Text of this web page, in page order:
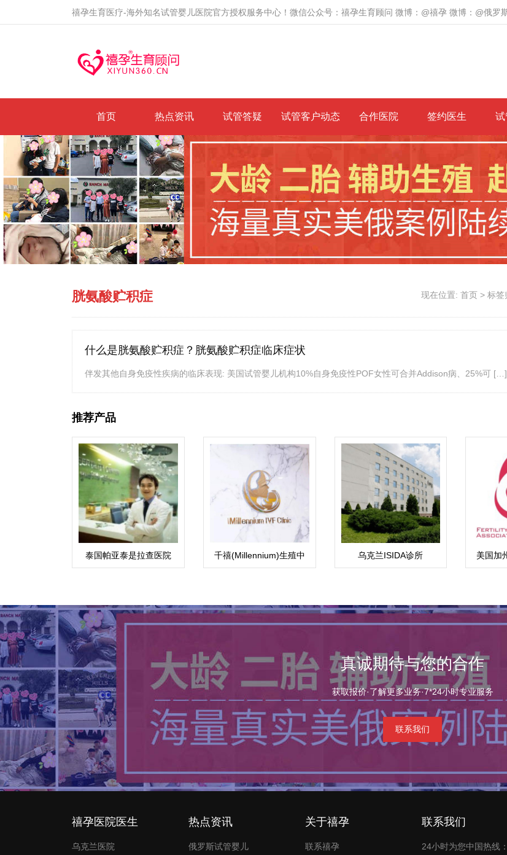
禧孕生育医疗-海外知名试管婴儿医院官方授权服务中心！微信公众号：禧孕生育顾问 微博：@禧孕 微博：@俄罗
首页 热点资讯 试管答疑 试管客户动态 合作医院 签约医生 试
胱氨酸贮积症 现在位置: 首页 > 标签
什么是胱氨酸贮积症？胱氨酸贮积症临床症状
伴发其他自身免疫性疾病的临床表现: 美国试管婴儿机构10%自身免疫性POF女性可合并Addison病、25%可 […]
推荐产品
泰国帕亚泰是拉查医院
千禧(Millennium)生殖中
心
乌克兰ISIDA诊所 美国加
真诚期待与您的合作
获取报价·了解更多业务·7*24小时专业服务
联系我们
禧孕医院医生
乌克兰医院
热点资讯
俄罗斯试管婴儿
关于禧孕
联系禧孕
联系我们
24小时为您中国热线